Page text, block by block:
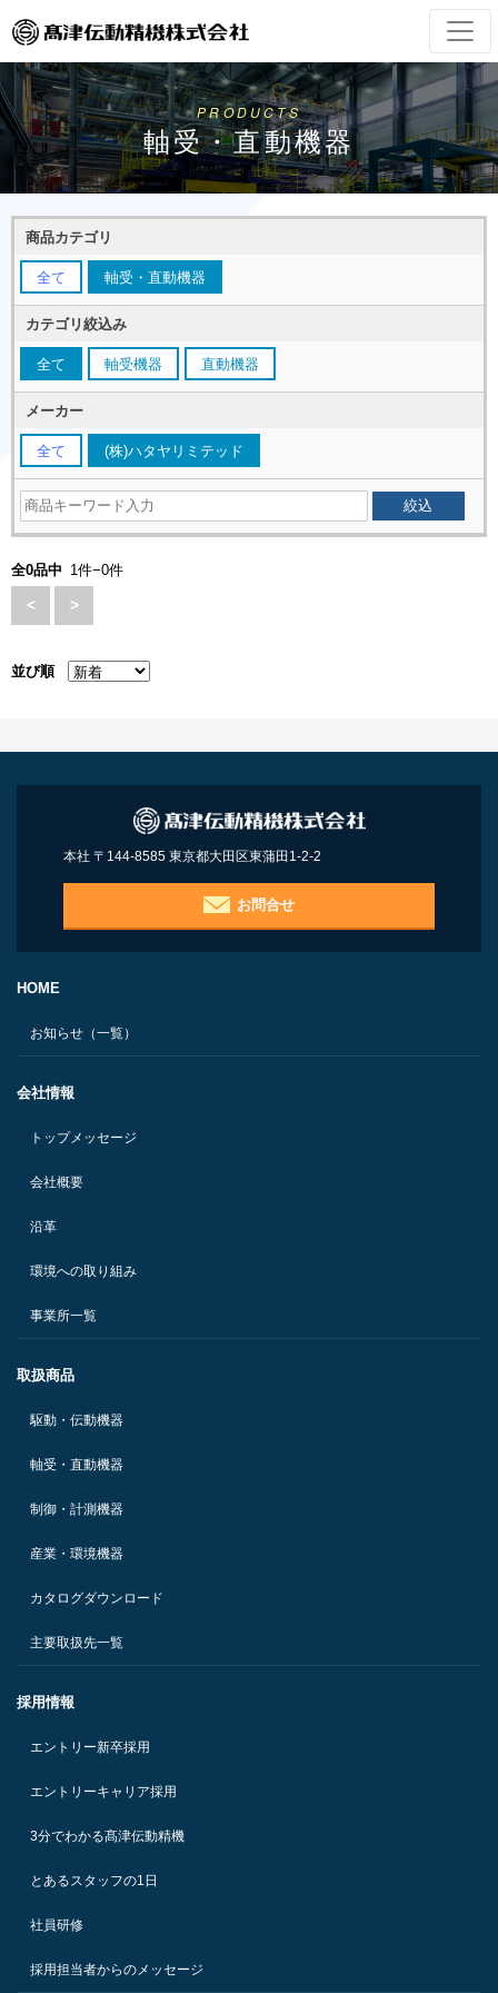
PRODUCTS
軸受・直動機器
商品カテゴリ
全て 軸受・直動機器
カテゴリ絞込み
全て 軸受機器 直動機器
メーカー
全て (株)ハタヤリミテッド
全0品中 1件−0件
< >
並び順
本社 〒144-8585 東京都大田区東蒲田1-2-2
お問合せ
HOME
お知らせ（一覧）
会社情報
トップメッセージ
会社概要
沿革
環境への取り組み
事業所一覧
取扱商品
駆動・伝動機器
軸受・直動機器
制御・計測機器
産業・環境機器
カタログダウンロード
主要取扱先一覧
採用情報
エントリー新卒採用
エントリーキャリア採用
3分でわかる髙津伝動精機
とあるスタッフの1日
社員研修
採用担当者からのメッセージ